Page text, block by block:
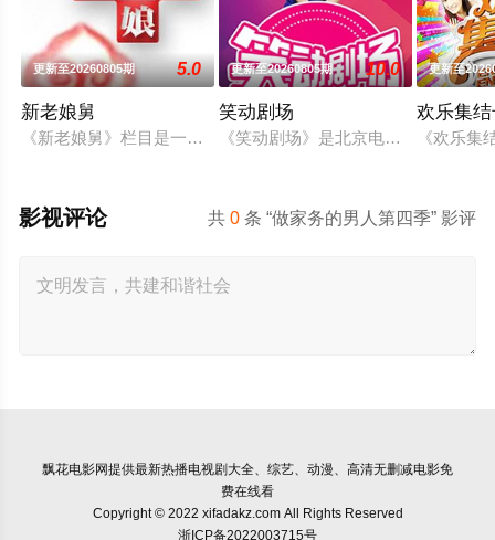
更新至20260805期 5.0
新老娘舅
《新老娘舅》栏目是一档全国首创的调解类谈话节目，由新娱
更新至20260805期 10.0
笑动剧场
《笑动剧场》是北京电视台文艺节目
更新至
欢乐集
《欢乐
共0 条 “做家务的男人第四季” 影评
影视评论
飘花电影网提供最新热播电视剧大全、综艺、动漫、高清无删减电影免
费在线看
Copyright © 2022 xifadakz.com All Rights Reserved
浙ICP备2022003715号